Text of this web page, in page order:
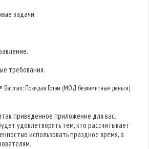
задачи.
требования.
Batman: Покидая Готэм (МОД безлимитные деньги)
приведенное приложение для вас.
удовлетворять тем, кто рассчитывает
использовать праздное время, а